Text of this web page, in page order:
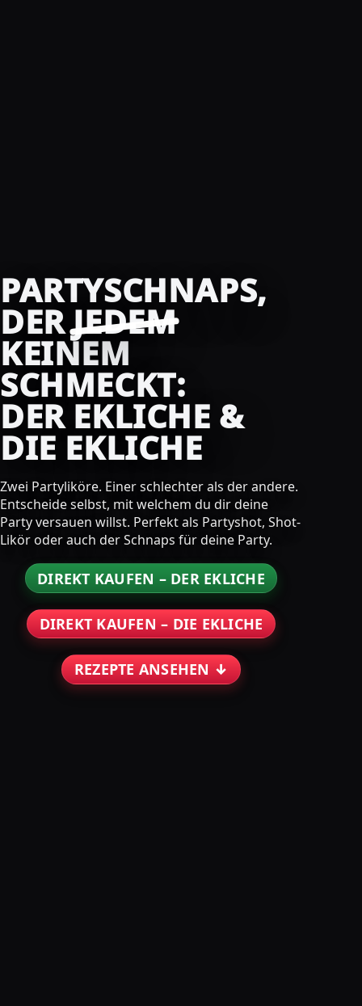
PARTYSCHNAPS,
DERJEDEM
KEINEM
SCHMECKT:
DER EKLICHE &
DIE EKLICHE
Zwei Partyliköre. Einer schlechter als der andere.
Entscheide selbst, mit welchem du dir deine
Party versauen willst. Perfekt als Partyshot, Shot-
Likör oder auch der Schnaps für deine Party.
DIREKT KAUFEN – DER EKLICHE
DIREKT KAUFEN – DIE EKLICHE
REZEPTE ANSEHEN ↓